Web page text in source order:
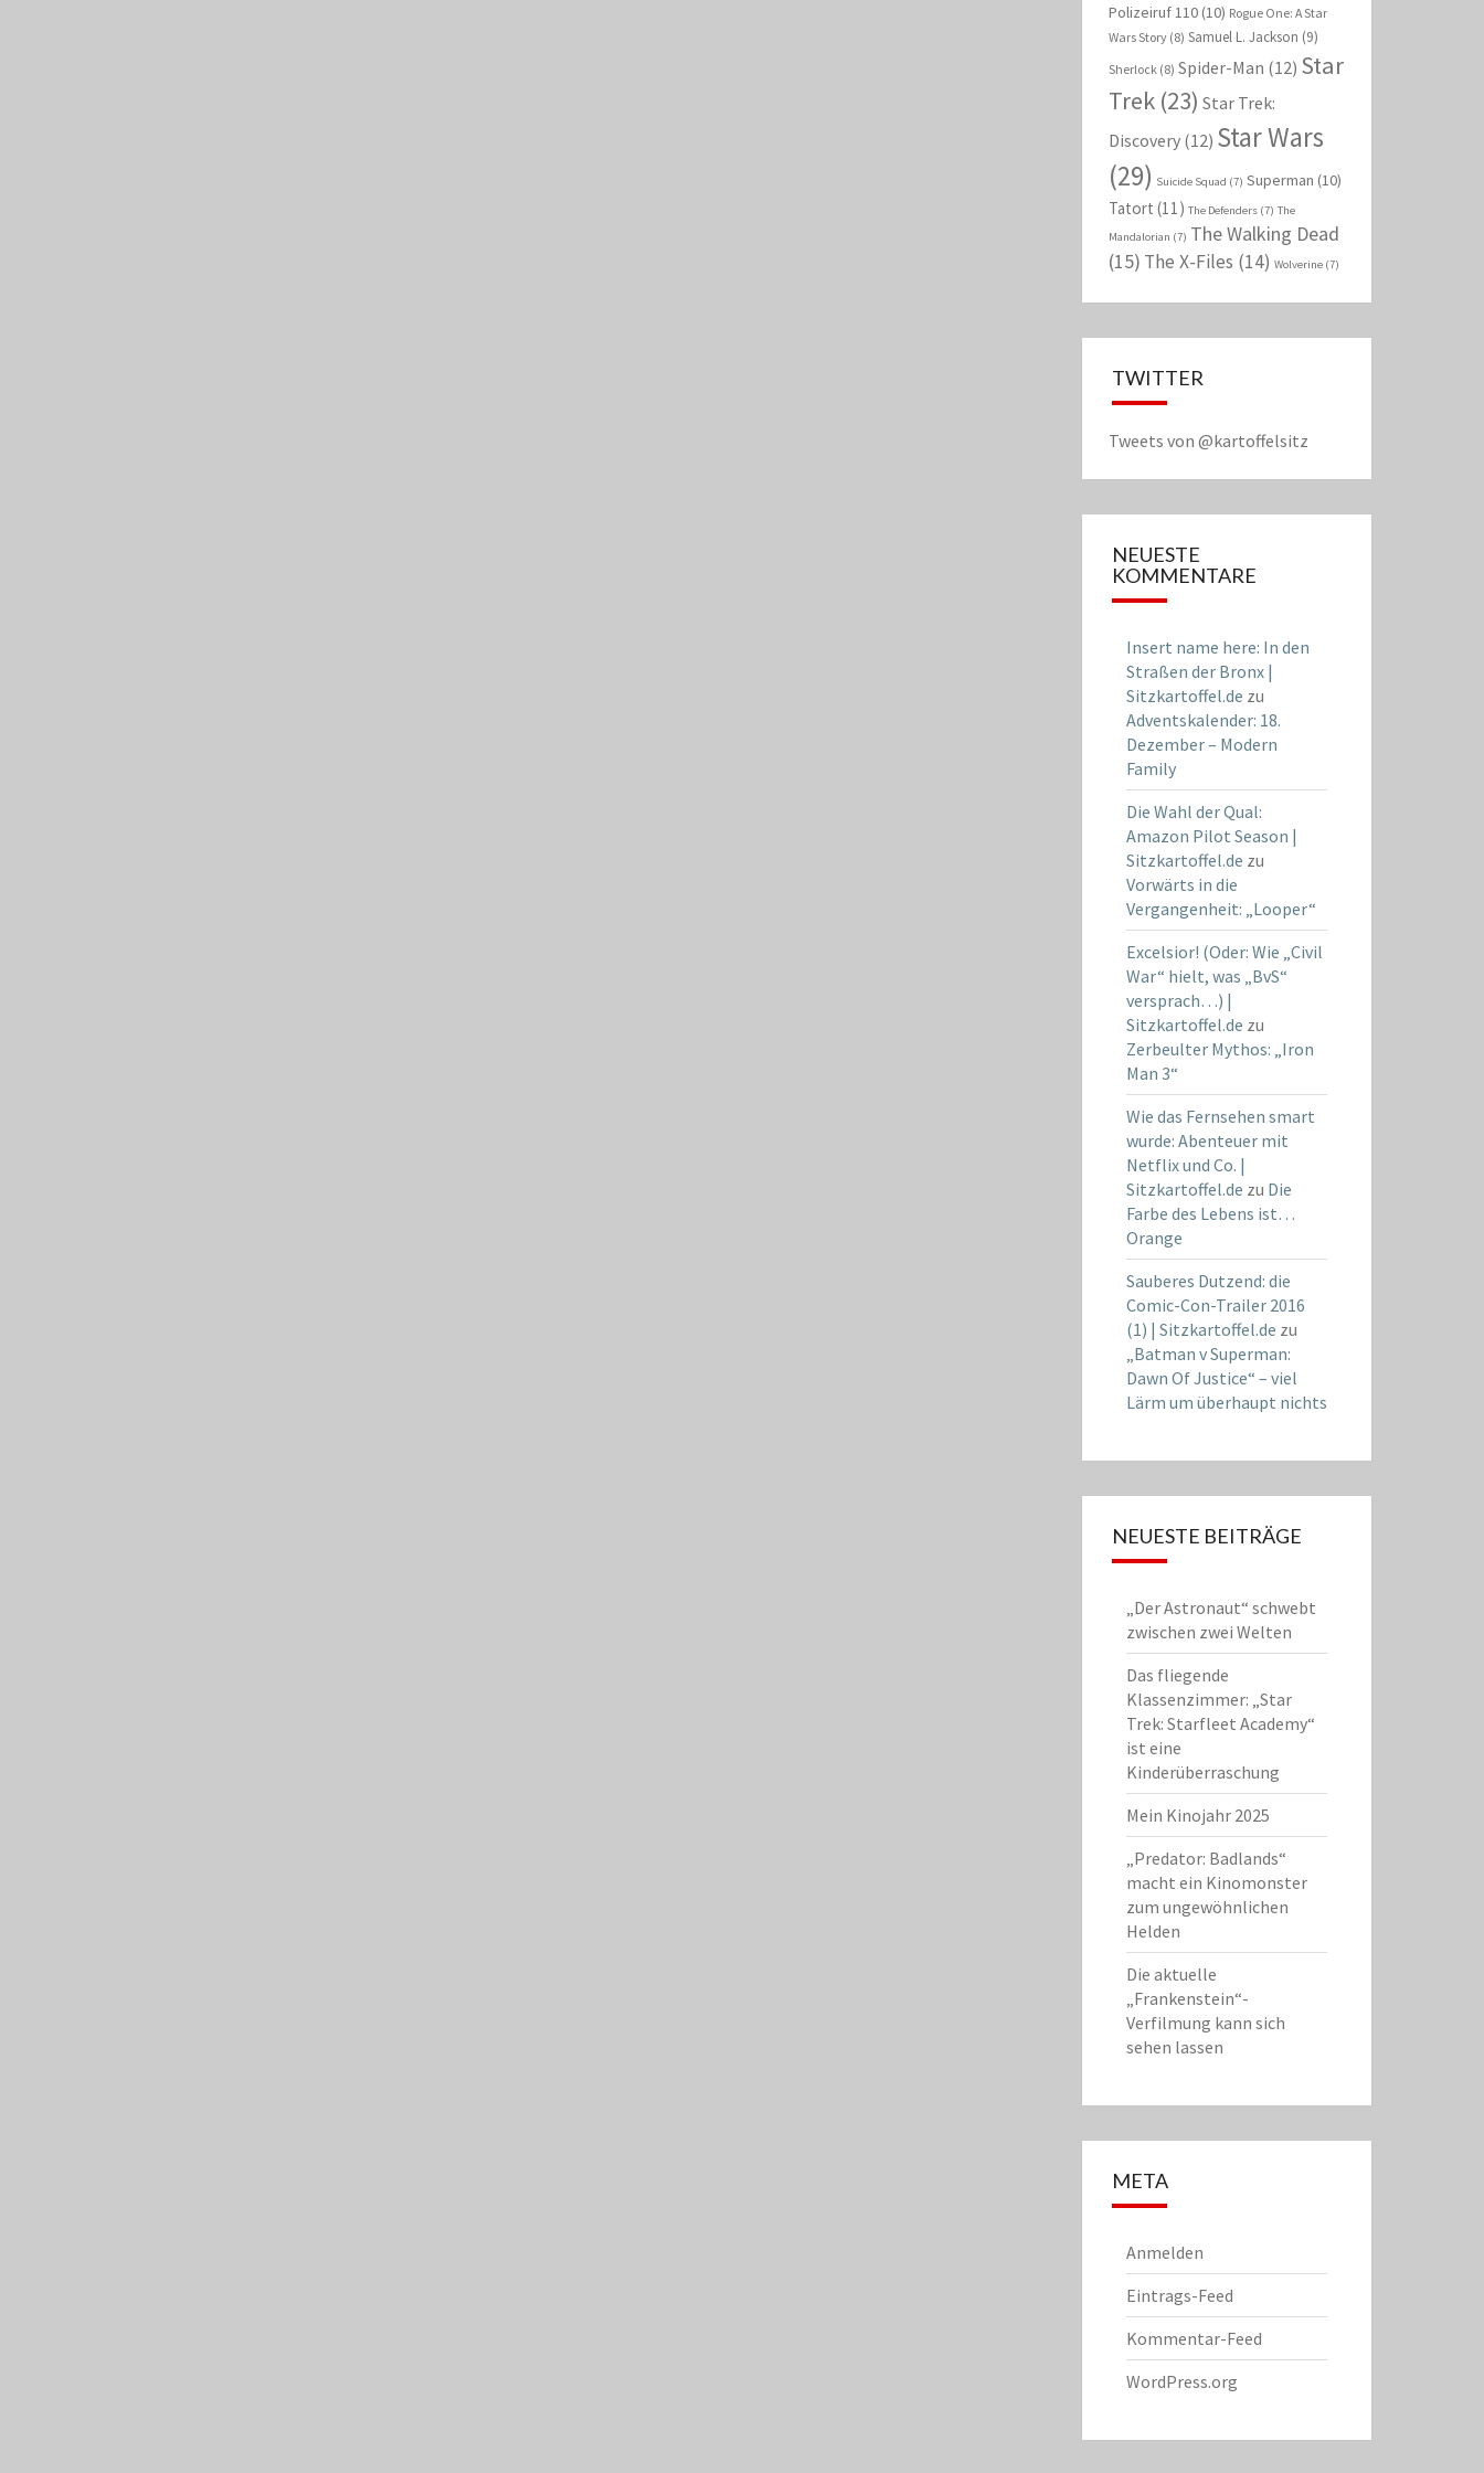
Polizeiruf 110(10) Rogue One: A Star
Wars Story(8) Samuel L. Jackson (9)
Sherlock(8) Spider-Man (12) Star
Trek(23) Star Trek:
Discovery(12) Star Wars
(29) Suicide Squad (7) Superman (10)
Tatort (11) The Defenders(7) The
Mandalorian (7) The Walking Dead
(15) The X-Files (14) Wolverine(7)
TWITTER
Tweets von @kartoffelsitz
NEUESTE
KOMMENTARE
Insert name here: In den
Straßen der Bronx |
Sitzkartoffel.de zu
Adventskalender: 18.
Dezember – Modern
Family
Die Wahl der Qual:
Amazon Pilot Season |
Sitzkartoffel.de zu
Vorwärts in die
Vergangenheit: „Looper“
Excelsior! (Oder: Wie „Civil
War“ hielt, was „BvS“
versprach…) |
Sitzkartoffel.de zu
Zerbeulter Mythos: „Iron
Man 3“
Wie das Fernsehen smart
wurde: Abenteuer mit
Netflix und Co. |
Sitzkartoffel.de zu Die
Farbe des Lebens ist…
Orange
Sauberes Dutzend: die
Comic-Con-Trailer 2016
(1) | Sitzkartoffel.de zu
„Batman v Superman:
Dawn Of Justice“ – viel
Lärm um überhaupt nichts
NEUESTE BEITRÄGE
„Der Astronaut“ schwebt
zwischen zwei Welten
Das fliegende
Klassenzimmer: „Star
Trek: Starfleet Academy“
ist eine
Kinderüberraschung
Mein Kinojahr 2025
„Predator: Badlands“
macht ein Kinomonster
zum ungewöhnlichen
Helden
Die aktuelle
„Frankenstein“-
Verfilmung kann sich
sehen lassen
META
Anmelden
Eintrags-Feed
Kommentar-Feed
WordPress.org